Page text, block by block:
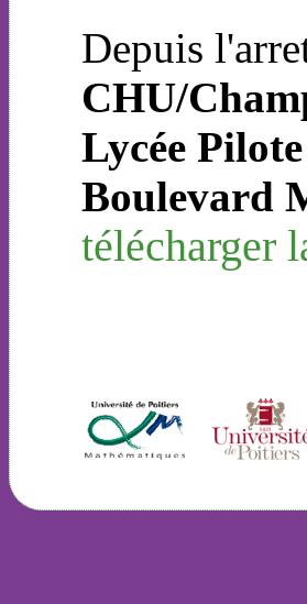
Depuis
CHU/
Lycée Pilote
Boulevard
télécharger